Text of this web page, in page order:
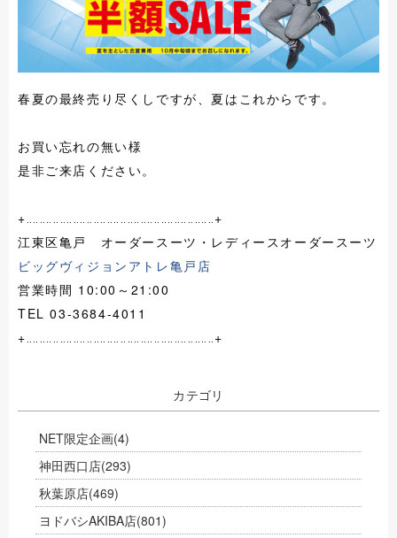
春夏の最終売り尽くしですが、夏はこれからです。
お買い忘れの無い様
是非ご来店ください。
+‥‥‥‥‥‥‥‥‥‥‥‥‥‥‥‥‥‥‥‥‥‥‥‥‥‥‥‥+
江東区亀戸 オーダースーツ・レディースオーダースーツ
ビッグヴィジョンアトレ亀戸店
営業時間 10:00～21:00
TEL 03-3684-4011
+‥‥‥‥‥‥‥‥‥‥‥‥‥‥‥‥‥‥‥‥‥‥‥‥‥‥‥‥+
カテゴリ
NET限定企画(4)
神田西口店(293)
秋葉原店(469)
ヨドバシAKIBA店(801)